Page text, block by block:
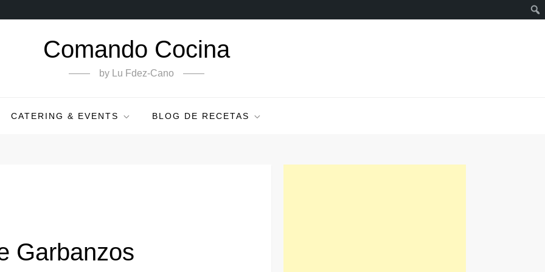
Comando Cocina
by Lu Fdez-Cano
CATERING & EVENTS BLOG DE RECETAS
Garbanzos